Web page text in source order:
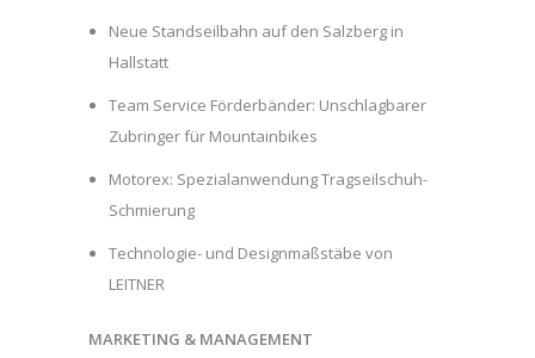
Neue Standseilbahn auf den Salzberg in
Hallstatt
Team Service Förderbänder: Unschlagbarer
Zubringer für Mountainbikes
Motorex: Spezialanwendung Tragseilschuh-
Schmierung
Technologie- und Designmaßstäbe von
LEITNER
MARKETING & MANAGEMENT